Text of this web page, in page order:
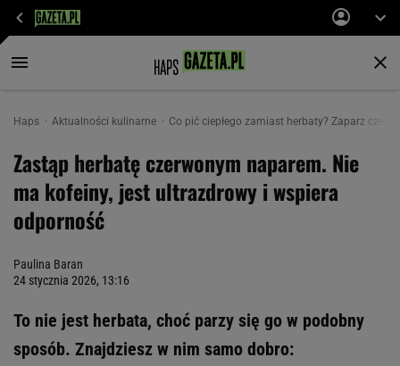
Haps Aktualności kulinarne Co pić ciepłego zamiast herbaty? Zaparz
Zastąp herbatę czerwonym naparem. Nie
ma kofeiny, jest ultrazdrowy i wspiera
odporność
Paulina Baran
24 stycznia 2026, 13:16
To nie jest herbata, choć parzy się go w podobny
sposób. Znajdziesz w nim samo dobro: